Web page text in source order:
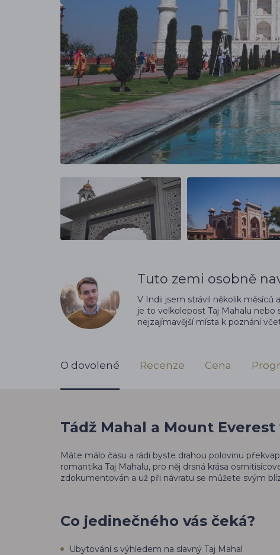
Tuto zemi osobně
V Indii jsem strávil několik
je to velkolepost Taj Mahalu nebo
nejzajímavější místa k poznání
O dovolené Recenze Cena
Tádž Mahal a Mount
Máte málo času a rádi byste drahou polovinu
romantika Taj Mahalu, pro něj drsná krása
zdokumentován a už při návratu se můžete svým
Co jedinečného vás čeká?
Ubytování s výhledem na slavný Taj Mahal